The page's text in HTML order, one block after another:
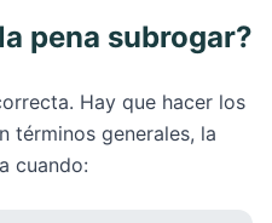
pena subrogar?
Hay que hacer los
términos generales, la
cuando: